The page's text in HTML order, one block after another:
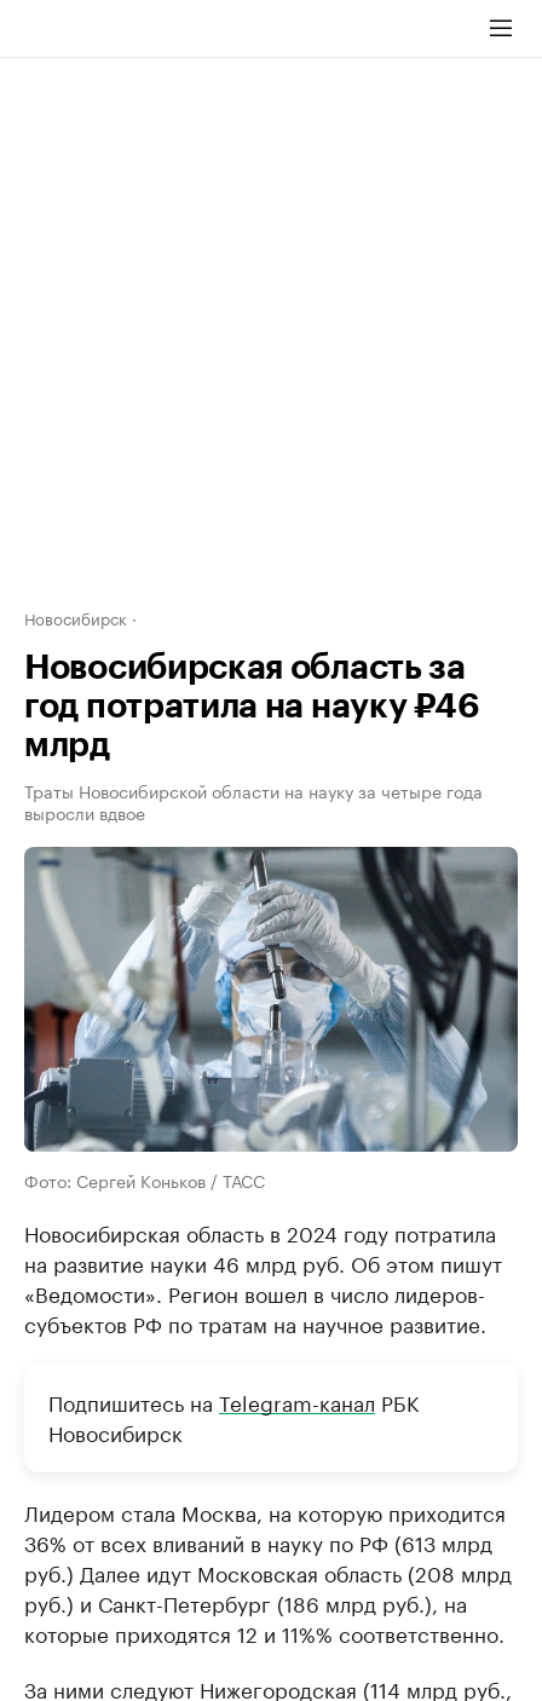
Новосибирск
Новосибирская область за
год потратила на науку ₽46
млрд
Траты Новосибирской области на науку за четыре года
выросли вдвое
Фото: Сергей Коньков / ТАСС
Новосибирская область в 2024 году потратила
на развитие науки 46 млрд руб. Об этом пишут
«Ведомости». Регион вошел в число лидеров-
субъектов РФ по тратам на научное развитие.
Подпишитесь на Telegram-канал РБК
Новосибирск
Лидером стала Москва, на которую приходится
36% от всех вливаний в науку по РФ (613 млрд
руб.) Далее идут Московская область (208 млрд
руб.) и Санкт-Петербург (186 млрд руб.), на
которые приходятся 12 и 11%% соответственно.
За ними следуют Нижегородская (114 млрд руб.,